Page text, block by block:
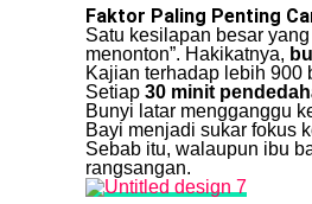
Faktor Paling Penting
Satu kesilapan besar
menonton”. Hakikatnya,
Kajian terhadap lebih 900
Setiap 30 minit
Bunyi latar mengganggu
Bayi menjadi sukar fokus
Sebab itu, walaupun ibu
rangsangan.